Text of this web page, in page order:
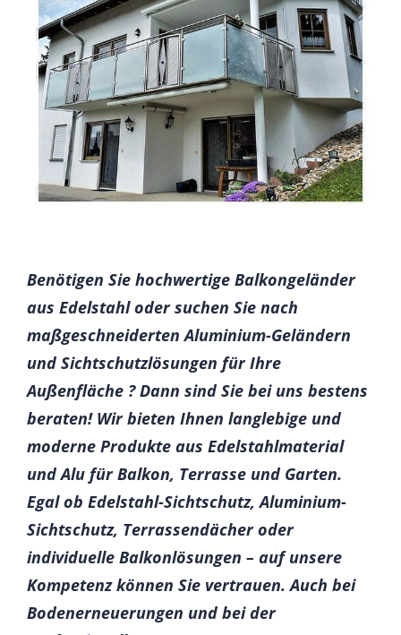
Benötigen Sie hochwertige Balkongeländer
aus Edelstahl oder suchen Sie nach
maßgeschneiderten Aluminium-Geländern
und Sichtschutzlösungen für Ihre
Außenfläche ? Dann sind Sie bei uns bestens
beraten! Wir bieten Ihnen langlebige und
moderne Produkte aus Edelstahlmaterial
und Alu für Balkon, Terrasse und Garten.
Egal ob Edelstahl-Sichtschutz, Aluminium-
Sichtschutz, Terrassendächer oder
individuelle Balkonlösungen – auf unsere
Kompetenz können Sie vertrauen. Auch bei
Bodenerneuerungen und bei der